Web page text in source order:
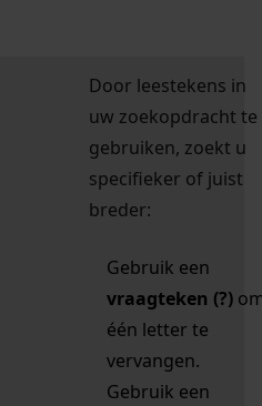
Door leestekens in
uw zoekopdracht te
gebruiken, zoekt u
specifieker of juist
breder:
Gebruik een
vraagteken (?)
één letter te
vervangen.
Gebruik een